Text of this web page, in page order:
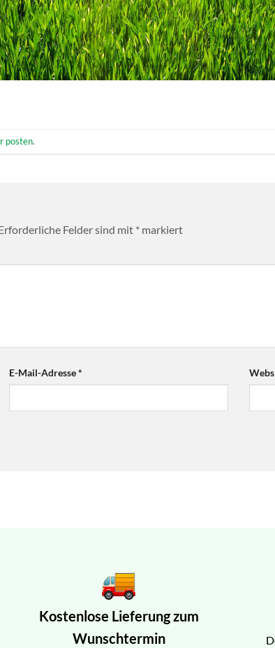
posten.
Felder sind mit * markiert
E-Mail-Adresse*
Kostenlose Lieferung zum
Wunschtermin